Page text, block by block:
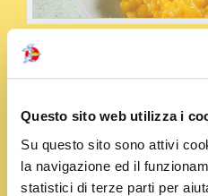
Questo sito web utilizza i
Su questo sito sono attivi
la navigazione ed il
statistici di terze parti per
Condividi la ricetta
Ingredienti